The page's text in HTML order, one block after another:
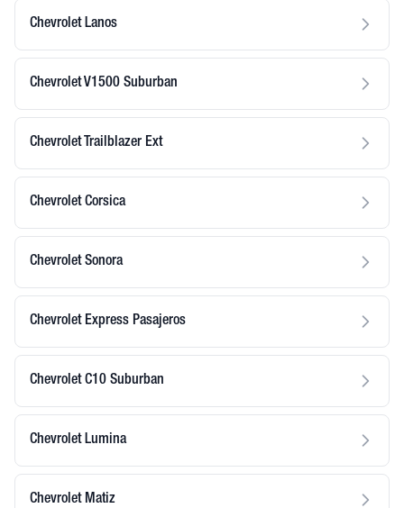
Chevrolet Lanos
Chevrolet V1500 Suburban
Chevrolet Trailblazer Ext
Chevrolet Corsica
Chevrolet Sonora
Chevrolet Express Pasajeros
Chevrolet C10 Suburban
Chevrolet Lumina
Chevrolet Matiz